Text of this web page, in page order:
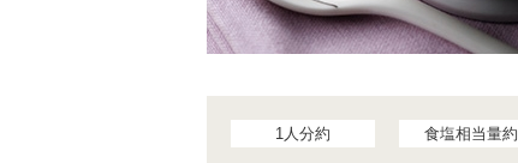
1人分約 食塩相当量約